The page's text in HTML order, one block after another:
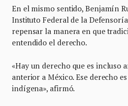
En el mismo sentido, Benjamín
Instituto Federal de la
repensar la manera en que
entendido el derecho.
«Hay un derecho que es incluso
anterior a México. Ese derecho
indígena», afirmó.